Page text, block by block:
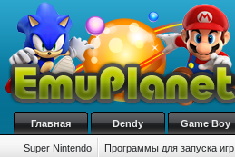
Главная Dendy Game Boy
Super Nintendo Программы для запуска игр